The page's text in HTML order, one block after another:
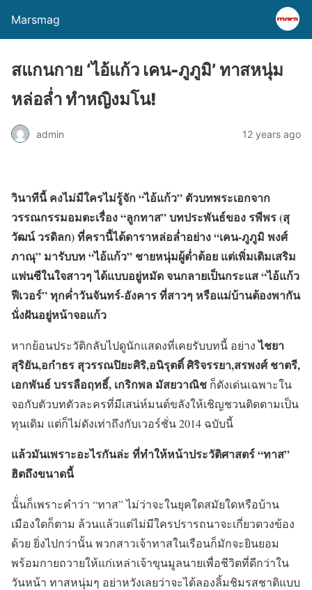
Marsmag
สแกนกาย ‘ไอ้แก้ว เคน-ภูภูมิ’ ทาสหนุ่ม
หล่อล่ำ ทำหญิงมโน!
admin 12 years ago
วินาทีนี้ คงไม่มีใครไม่รู้จัก “ไอ้แก้ว” ตัวบทพระเอกจาก
วรรณกรรมอมตะเรื่อง “ลูกทาส” บทประพันธ์ของ รพีพร (สุ
วัฒน์ วรดิลก) ที่ครานี้ได้ดาราหล่อล่ำอย่าง “เคน-ภูภูมิ พงศ์
ภาณุ” มารับบท “ไอ้แก้ว” ชายหนุ่มผู้ต่ำต้อย แต่เพิ่มเติมเสริม
แฟนซีในใจสาวๆ ได้แบบอยู่หมัด จนกลายเป็นกระแส “ไอ้แก้ว
ฟีเวอร์” ทุกค่ำวันจันทร์-อังคาร ที่สาวๆ หรือแม่บ้านต้องพากัน
นั่งฝันอยู่หน้าจอแก้ว
หากย้อนประวัติกลับไปดูนักแสดงที่เคยรับบทนี้ อย่างไชยา
สุริยัน,อกำธร สุวรรณปิยะศิริ,อนิรุตติ์ ศิริจรรยา,สรพงศ์ ชาตรี,
เอกพันธ์ บรรลือฤทธิ์, เกริกพล มัสยวาณิช ก็ดังเด่นเฉพาะใน
จอกับตัวบทตัวละครที่มีเสน่ห์มนต์ขลังให้เชิญชวนติดตามเป็น
ทุนเดิม แต่ก็ไม่ดังเท่าถึงกับเวอร์ชั่น 2014 ฉบับนี้
แล้วมันเพราะอะไรกันล่ะ ที่ทำให้หน้าประวัติศาสตร์ “ทาส”
ฮิตถึงขนาดนี้
นั้่นก็เพราะคำว่า “ทาส” ไม่ว่าจะในยุคใดสมัยใดหรือบ้าน
เมืองใดก็ตาม ล้วนแล้วแต่ไม่มีใครปรารถนาจะเกี่ยวดวงข้อง
ด้วย ยิ่งไปกว่านั้น พวกสาวเจ้าทาสในเรือนก็มักจะยินยอม
พร้อมกายถวายให้แก่เหล่าเจ้าขุนมูลนายเพื่อชีวิตที่ดีกว่าใน
วันหน้า ทาสหนุ่มๆ อย่าหวังเลยว่าจะได้ลองลิ้มชิมรสชาติแบบ